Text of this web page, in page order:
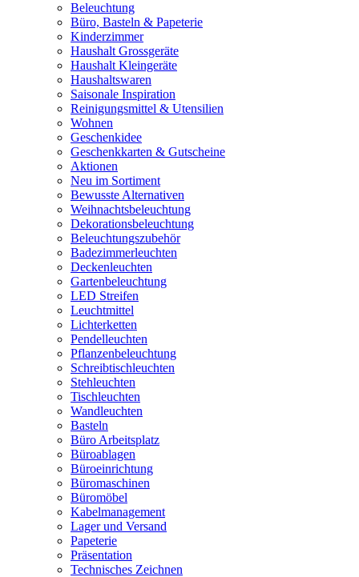
Beleuchtung
Büro, Basteln & Papeterie
Kinderzimmer
Haushalt Grossgeräte
Haushalt Kleingeräte
Haushaltswaren
Saisonale Inspiration
Reinigungsmittel & Utensilien
Wohnen
Geschenkidee
Geschenkkarten & Gutscheine
Aktionen
Neu im Sortiment
Bewusste Alternativen
Weihnachtsbeleuchtung
Dekorationsbeleuchtung
Beleuchtungszubehör
Badezimmerleuchten
Deckenleuchten
Gartenbeleuchtung
LED Streifen
Leuchtmittel
Lichterketten
Pendelleuchten
Pflanzenbeleuchtung
Schreibtischleuchten
Stehleuchten
Tischleuchten
Wandleuchten
Basteln
Büro Arbeitsplatz
Büroablagen
Büroeinrichtung
Büromaschinen
Büromöbel
Kabelmanagement
Lager und Versand
Papeterie
Präsentation
Technisches Zeichnen